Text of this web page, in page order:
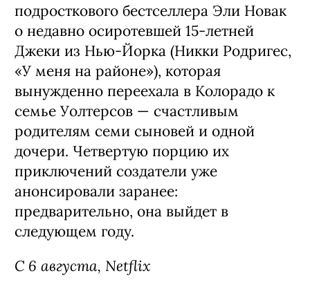
Сериал «Моя жизнь с мальчиками
Уолтер» / My Life with the Walter
Boys, 3 сезон (18+)
подросткового бестселлера Эли Новак